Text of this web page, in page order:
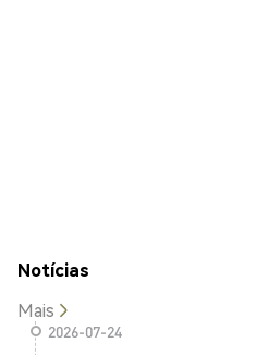
Notícias
Mais
2026-07-24